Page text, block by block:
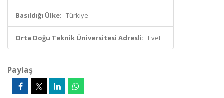
Basıldığı Ülke: Türkiye
Orta Doğu Teknik Üniversitesi Adresli: Evet
Paylaş